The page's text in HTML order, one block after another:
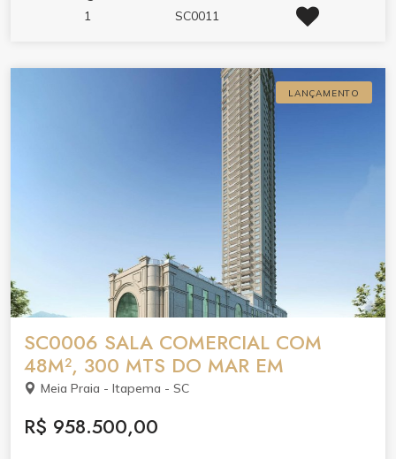
1
SC0011
LANÇAMENTO
SC0006 SALA COMERCIAL COM
48M², 300 MTS DO MAR EM
Meia Praia - Itapema - SC
R$ 958.500,00